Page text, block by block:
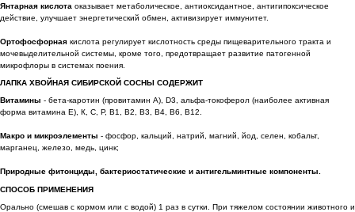
Янтарная кислота оказывает метаболическое, антиоксидантное, антигипоксическое
действие, улучшает энергетический обмен, активизирует иммунитет.
Ортофосфорная кислота регулирует кислотность среды пищеварительного тракта и
мочевыделительной системы, кроме того, предотвращает развитие патогенной
микрофлоры в системах поения.
ЛАПКА ХВОЙНАЯ СИБИРСКОЙ СОСНЫ СОДЕРЖИТ
Витамины - бета-каротин (провитамин А), D3, альфа-токоферол (наиболее активная
форма витамина Е), К, С, Р, B1, B2, B3, B4, B6, B12.
Макро и микроэлементы - фосфор, кальций, натрий, магний, йод, селен, кобальт,
марганец, железо, медь, цинк;
Природные фитонциды, бактериостатические и антигельминтные компоненты.
СПОСОБ ПРИМЕНЕНИЯ
Орально (смешав с кормом или с водой) 1 раз в сутки. При тяжелом состоянии животного и